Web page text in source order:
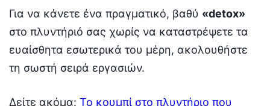
Για να κάνετε ένα πραγματικό, βαθύ «detox»
στο πλυντήριό σας χωρίς να καταστρέψετε τα
ευαίσθητα εσωτερικά του μέρη, ακολουθήστε
τη σωστή σειρά εργασιών.
Δείτε ακόμα: Το κουμπί στο πλυντήριο που